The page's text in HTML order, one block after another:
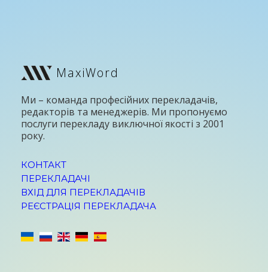
MaxiWord
Ми – команда професійних перекладачів,
редакторів та менеджерів. Ми пропонуємо
послуги перекладу виключної якості з 2001
року.
КОНТАКТ
ПЕРЕКЛАДАЧІ
ВХІД ДЛЯ ПЕРЕКЛАДАЧІВ
РЕЄСТРАЦІЯ ПЕРЕКЛАДАЧА